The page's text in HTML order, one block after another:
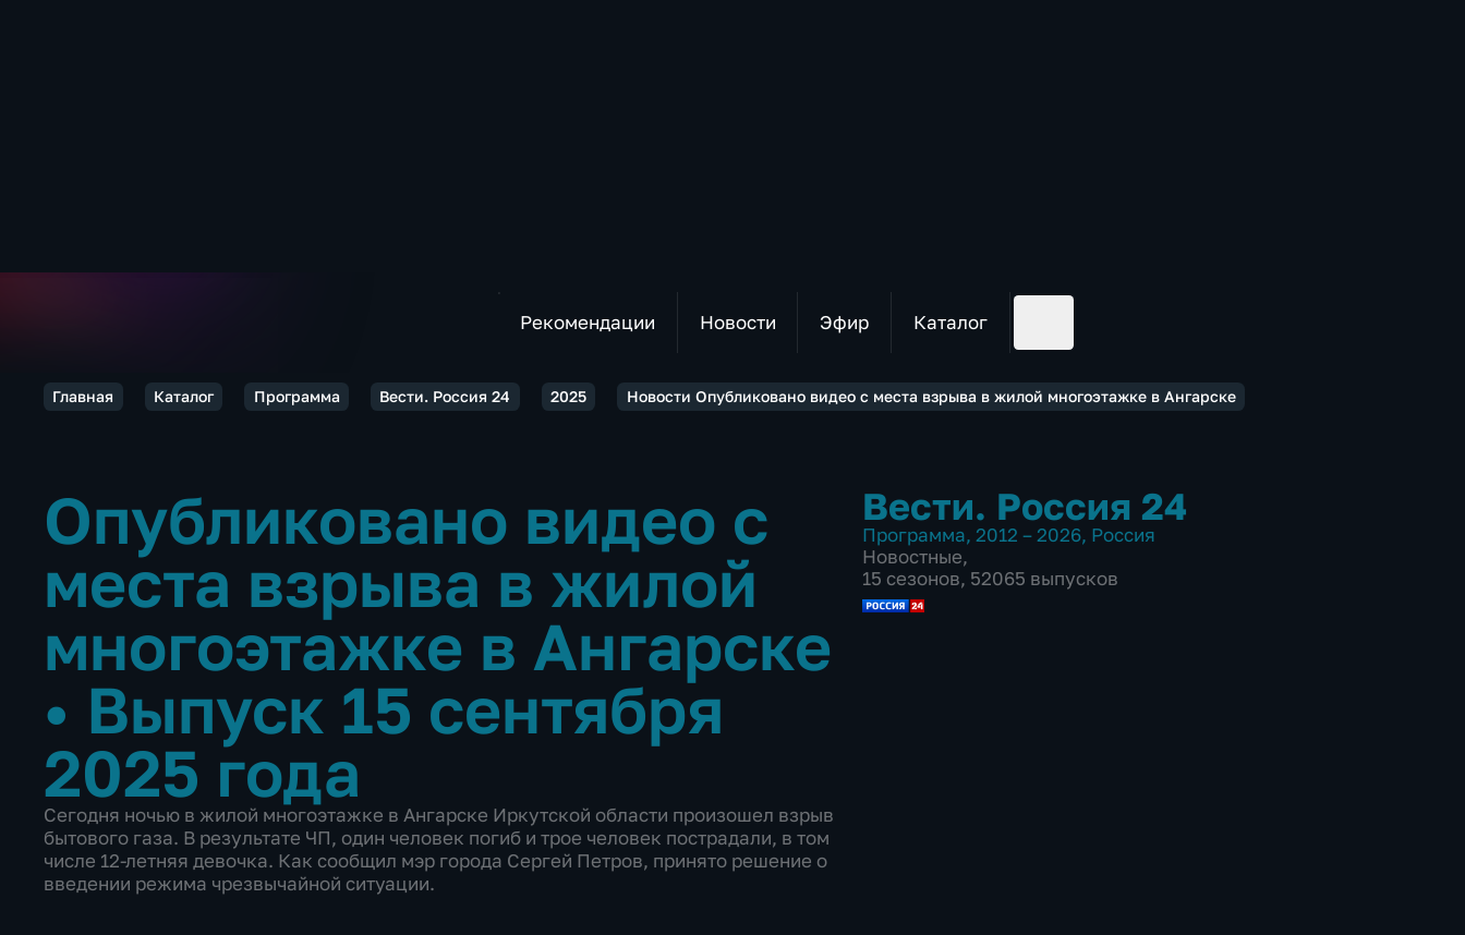
Рекомендации Новости Эфир Каталог
Главная Каталог Программа Вести. Россия 24 2025 Новости Опубликовано видео с места взрыва в жилой многоэтажке в Ангарске
Опубликовано видео с
места взрыва в жилой
многоэтажке в Ангарске
• Выпуск 15 сентября
2025 года
Сегодня ночью в жилой многоэтажке в Ангарске Иркутской области произошел взрыв
бытового газа. В результате ЧП, один человек погиб и трое человек пострадали, в том
числе 12-летняя девочка. Как сообщил мэр города Сергей Петров, принято решение о
введении режима чрезвычайной ситуации.
Вести. Россия 24
Программа, 2012 – 2026, Россия
Новостные,
15 сезонов, 52065 выпусков